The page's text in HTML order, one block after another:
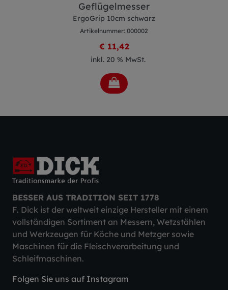
Geflügelmesser
ErgoGrip 10cm schwarz
Artikelnummer: 000002
€ 11,42
inkl. 20 % MwSt.
BESSER AUS TRADITION SEIT 1778
F. Dick ist der weltweit einzige Hersteller mit einem
vollständigen Sortiment an Messern, Wetzstählen
und Werkzeugen für Köche und Metzger sowie
Maschinen für die Fleischverarbeitung und
Schleifmaschinen.
Folgen Sie uns auf Instagram